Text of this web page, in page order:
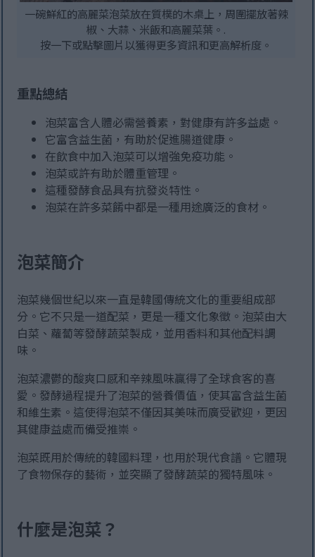
一碗鮮紅的高麗菜泡菜放在質樸的木桌上，周圍擺放著辣
椒、大蒜、米飯和高麗菜葉。.
按一下或點擊圖片以獲得更多資訊和更高解析度。
重點總結
泡菜富含人體必需營養素，對健康有許多益處。
它富含益生菌，有助於促進腸道健康。
在飲食中加入泡菜可以增強免疫功能。
泡菜或許有助於體重管理。
這種發酵食品具有抗發炎特性。
泡菜在許多菜餚中都是一種用途廣泛的食材。
泡菜簡介
泡菜幾個世紀以來一直是韓國傳統文化的重要組成部
分。它不只是一道配菜，更是一種文化象徵。泡菜由大
白菜、蘿蔔等發酵蔬菜製成，並用香料和其他配料調
味。
泡菜濃鬱的酸爽口感和辛辣風味贏得了全球食客的喜
愛。發酵過程提升了泡菜的營養價值，使其富含益生菌
和維生素。這使得泡菜不僅因其美味而廣受歡迎，更因
其健康益處而備受推崇。
泡菜既用於傳統的韓國料理，也用於現代食譜。它體現
了食物保存的藝術，並突顯了發酵蔬菜的獨特風味。
什麼是泡菜？